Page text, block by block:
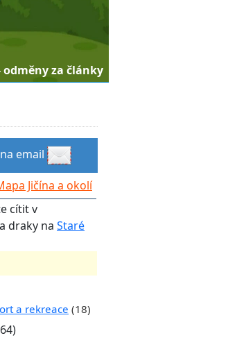
odměny za články
email
Jičína a okolí
cítit v
draky na Staré
a rekreace (18)